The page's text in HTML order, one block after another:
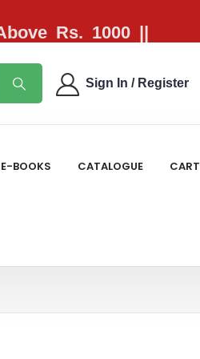
Rs. 1000 ||
Sign In / Register
E-BOOKS CATALOGUE CART